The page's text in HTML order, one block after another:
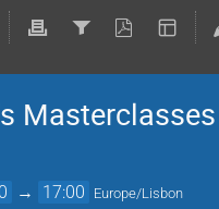
→ 17:00 Europe/Lisbon